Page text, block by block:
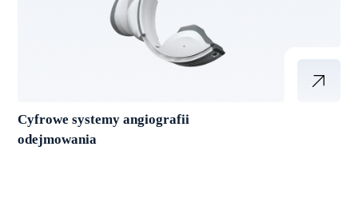
Cyfrowe systemy angiografii
odejmowania